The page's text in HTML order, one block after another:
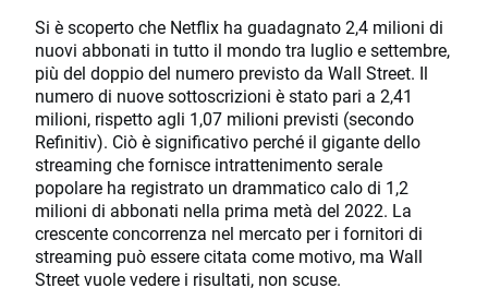
Si è scoperto che Netflix ha guadagnato 2,4 milioni di
nuovi abbonati in tutto il mondo tra luglio e settembre,
più del doppio del numero previsto da Wall Street. Il
numero di nuove sottoscrizioni è stato pari a 2,41
milioni, rispetto agli 1,07 milioni previsti (secondo
Refinitiv). Ciò è significativo perché il gigante dello
streaming che fornisce intrattenimento serale
popolare ha registrato un drammatico calo di 1,2
milioni di abbonati nella prima metà del 2022. La
crescente concorrenza nel mercato per i fornitori di
streaming può essere citata come motivo, ma Wall
Street vuole vedere i risultati, non scuse.